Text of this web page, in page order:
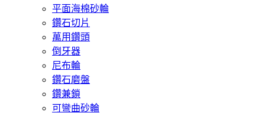
平面海棉砂輪
鑽石切片
萬用鑽頭
倒牙器
尼布輪
鑽石磨盤
鑽兼鎖
可彎曲砂輪